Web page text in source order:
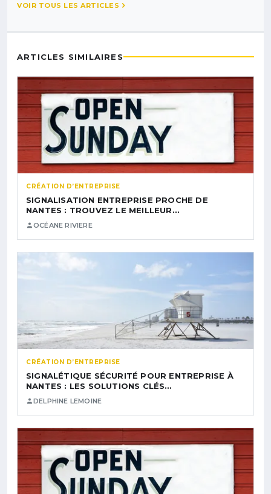
VOIR TOUS LES ARTICLES
ARTICLES SIMILAIRES
CRÉATION D’ENTREPRISE
SIGNALISATION ENTREPRISE PROCHE DE
NANTES : TROUVEZ LE MEILLEUR…
OCÉANE RIVIERE
CRÉATION D’ENTREPRISE
SIGNALÉTIQUE SÉCURITÉ POUR ENTREPRISE À
NANTES : LES SOLUTIONS CLÉS…
DELPHINE LEMOINE